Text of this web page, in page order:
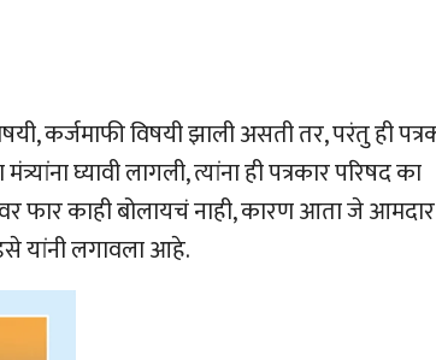
कर्जमाफी विषयी झाली असती तर, परंतु ही
घ्यावी लागली, त्यांना ही पत्रकार परिषद का
फार काही बोलायचं नाही, कारण आता जे आमदार
यांनी लगावला आहे.